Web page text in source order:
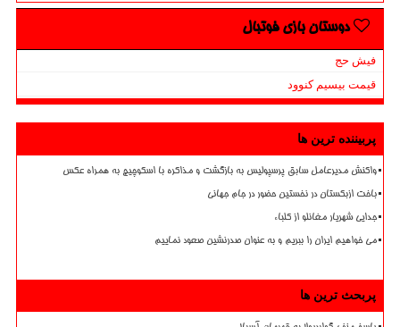
دوستان بازی فوتبال
فیش حج
قیمت بیسیم کنوود
پربیننده ترین ها
واکنش مدیرعامل سابق پرسپولیس به بازگشت و مذاکره با اسکوچیچ به همراه عکس
باخت ازبکستان در نخستین حضور در جام جهانی
جدایی شهریار مغانلو از کلباء
می خواهیم ایران را ببریم و به عنوان صدرنشین صعود نماییم
پربحث ترین ها